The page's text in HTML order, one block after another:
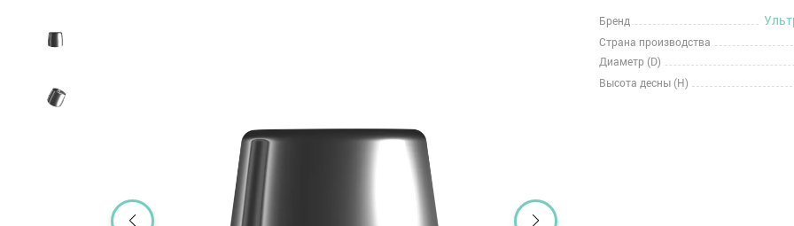
Бренд
Страна производства
Диаметр (D)
Высота десны (H)